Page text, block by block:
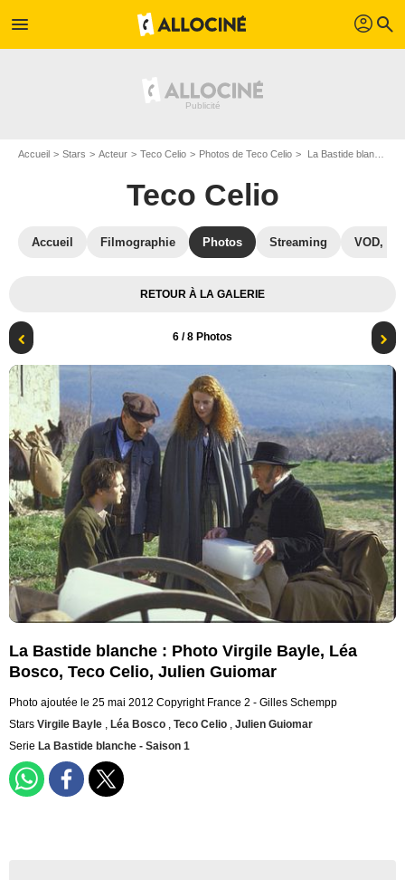
menu profil search
Accueil Stars Acteur Teco Celio Photos de Teco Celio La Bastide blanche : Photo Virgile Bayle, Léa Bosco, Teco Celio, Julien Guiomar
Teco Celio
Accueil Filmographie Photos Streaming VOD,
RETOUR À LA GALERIE
6 / 8 Photos
La Bastide blanche : Photo Virgile Bayle, Léa
Bosco, Teco Celio, Julien Guiomar
Photo ajoutée le 25 mai 2012 Copyright France 2 - Gilles Schempp
Stars Virgile Bayle , Léa Bosco , Teco Celio , Julien Guiomar
Serie La Bastide blanche - Saison 1